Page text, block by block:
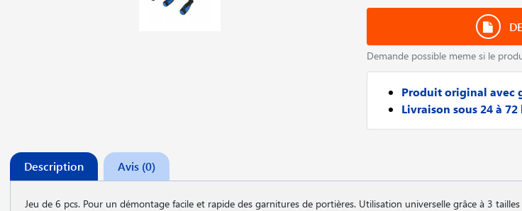
Demande possible meme si le
Produit original avec
Livraison sous 24 à 72
Description Avis (0)
Jeu de 6 pcs. Pour un démontage facile et rapide des garnitures de portières. Utilisation universelle grâce à 3